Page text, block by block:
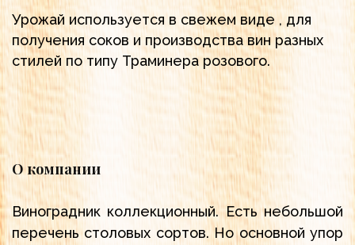
Урожай используется в свежем виде , для
получения соков и производства вин разных
стилей по типу Траминера розового.
О компании
Виноградник коллекционный. Есть небольшой
перечень столовых сортов. Но основной упор